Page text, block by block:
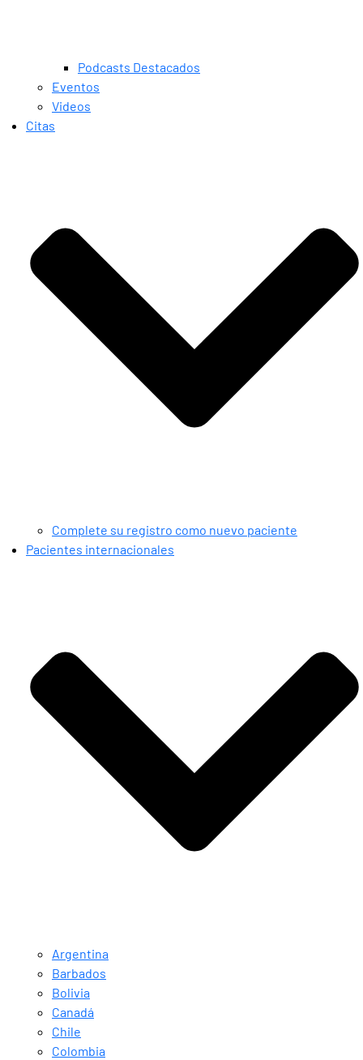
Podcasts Destacados
Eventos
Videos
Citas
Complete su registro como nuevo paciente
Pacientes internacionales
Argentina
Barbados
Bolivia
Canadá
Chile
Colombia